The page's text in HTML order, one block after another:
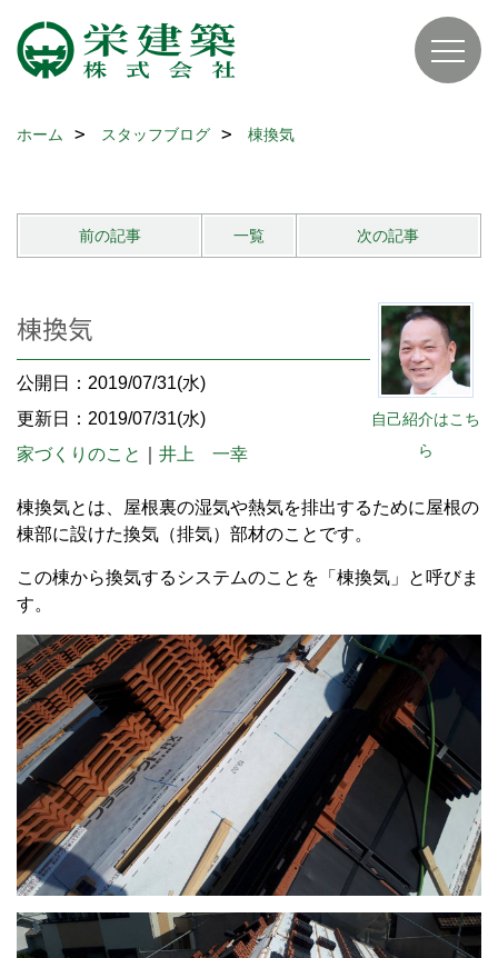
ホーム スタッフブログ 棟換気
前の記事 一覧 次の記事
自己紹介はこち
ら
棟換気
公開日：2019/07/31(水)
更新日：2019/07/31(水)
家づくりのこと
井上 一幸
棟換気とは、屋根裏の湿気や熱気を排出するために屋根の
棟部に設けた換気（排気）部材のことです。
この棟から換気するシステムのことを「棟換気」と呼びま
す。